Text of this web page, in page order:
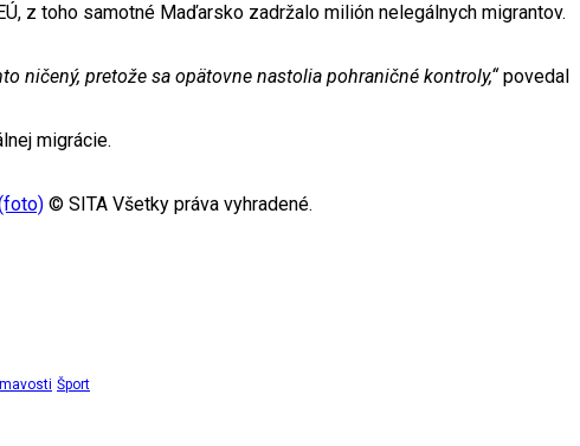
z toho samotné Maďarsko zadržalo milión nelegálnych migrantov.
ničený, pretože sa opätovne nastolia pohraničné kontroly,“povedal
migrácie.
© SITA Všetky práva vyhradené.
Šport